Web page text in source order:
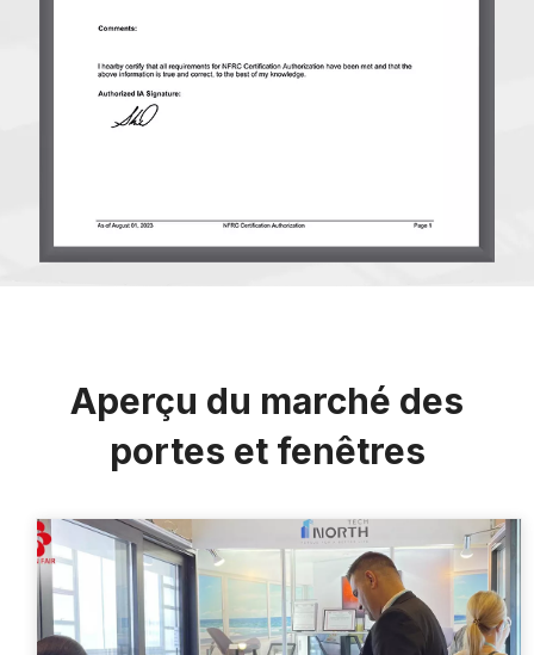
Aperçu du marché des
portes et fenêtres